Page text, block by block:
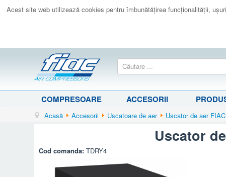
Acest site web utilizează cookies pentru îmbunătăţirea funcţionalităţii,
COMPRESOARE ACCESORII
Acasă Accesorii Uscatoare de aer Uscator de aer
Uscator
Cod comanda:TDRY4